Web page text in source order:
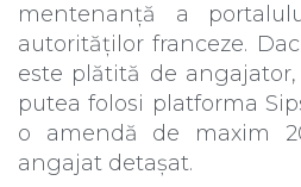
mentenanță a
autorităților franceze.
este plătită de
putea folosi platforma
o amendă de maxim
angajat detașat.